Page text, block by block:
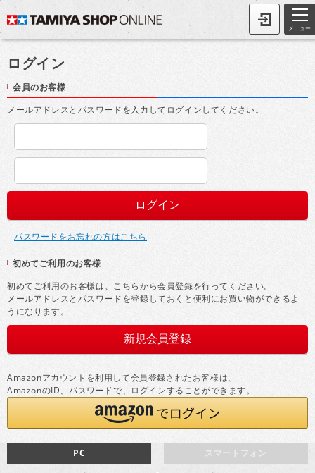
メニュー
ログイン
会員のお客様
メールアドレスとパスワードを入力してログインしてください。
パスワードをお忘れの方はこちら
初めてご利用のお客様
初めてご利用のお客様は、こちらから会員登録を行ってください。
メールアドレスとパスワードを登録しておくと便利にお買い物ができるよ
うになります。
Amazonアカウントを利用して会員登録されたお客様は、
AmazonのID、パスワードで、ログインすることができます。
スマートフォン
PC